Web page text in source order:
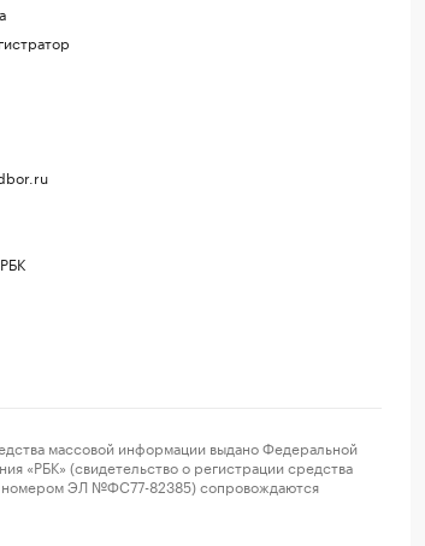
массовой информации выдано Федеральной
«РБК» (свидетельство о регистрации средства
номером ЭЛ №ФС77-82385) сопровождаются